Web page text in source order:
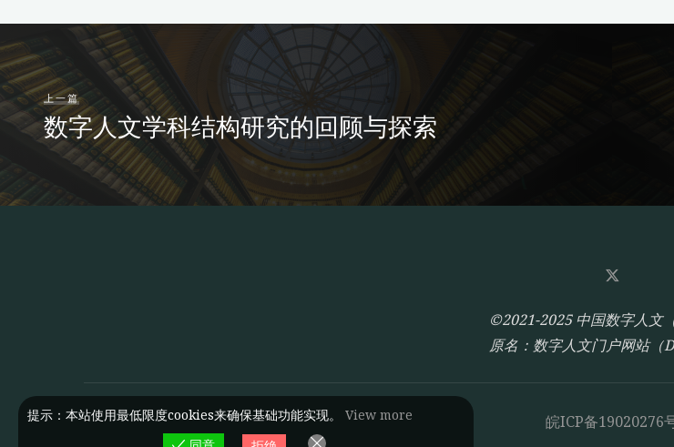
上一篇
数字人文学科结构研究的回顾与探索
©2021-2025 中国数字人文
原名：数字人文门户网站（
皖ICP备19020276
提示：本站使用最低限度cookies来确保基础功能实现。 View more